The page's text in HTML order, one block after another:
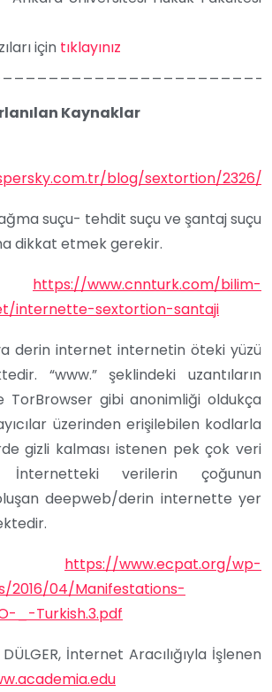
için tıklayınız
Kaynaklar
blog/sextortion/2326/
suçu- tehdit suçu ve şantaj suçu
dikkat etmek gerekir.
https://www.cnnturk.com/bilim-
internette-sextortion-santaji
derin internet internetin öteki yüzü
“www.” şeklindeki uzantıların
TorBrowser gibi anonimliği oldukça
üzerinden erişilebilen kodlarla
gizli kalması istenen pek çok veri
İnternetteki verilerin çoğunun
deepweb/derin internette yer
https://www.ecpat.org/wp-
2016/04/Manifestations-
_-Turkish.3.pdf
İnternet Aracılığıyla İşlenen